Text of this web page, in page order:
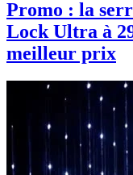
Promo : la
Lock Ultra à
meilleur prix